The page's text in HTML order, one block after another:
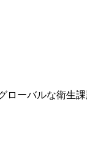
ローバルな衛生